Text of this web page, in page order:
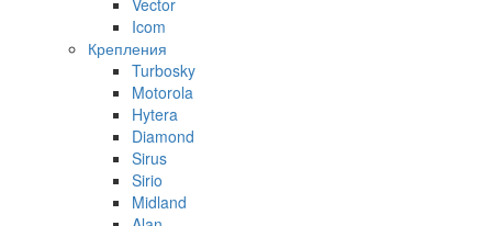
Icom
Крепления
Turbosky
Motorola
Hytera
Diamond
Sirus
Sirio
Midland